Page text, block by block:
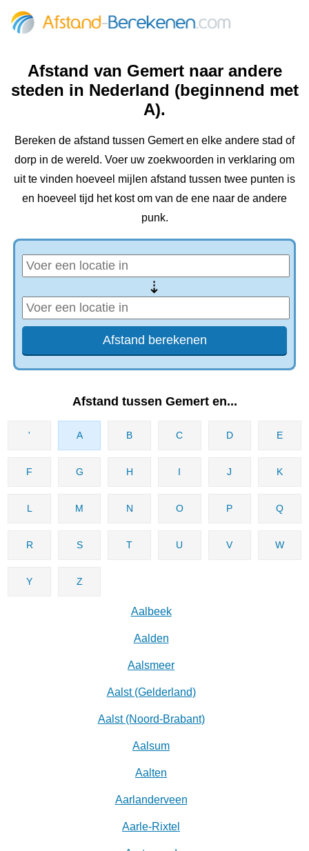
Afstand van Gemert naar andere
steden in Nederland (beginnend met
A).
Bereken de afstand tussen Gemert en elke andere stad of
dorp in de wereld. Voer uw zoekwoorden in verklaring om
uit te vinden hoeveel mijlen afstand tussen twee punten is
en hoeveel tijd het kost om van de ene naar de andere
punk.
⇢
Afstand tussen Gemert en...
' A B C D E
F G H I J K
L M N O P Q
R S T U V W
Y Z
Aalbeek
Aalden
Aalsmeer
Aalst (Gelderland)
Aalst (Noord-Brabant)
Aalsum
Aalten
Aarlanderveen
Aarle-Rixtel